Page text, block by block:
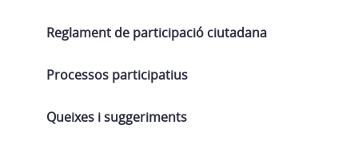
Reglament de participació ciutadana
Processos participatius
Queixes i suggeriments